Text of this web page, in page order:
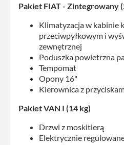
Pakiet FIAT - Zintegrowany
Klimatyzacja w kabinie
przeciwpyłkowym i
zewnętrznej
Poduszka powietrzna
Tempomat
Opony 16"
Kierownica z
Pakiet VAN I (14 kg)
Drzwi z moskitierą
Elektrycznie